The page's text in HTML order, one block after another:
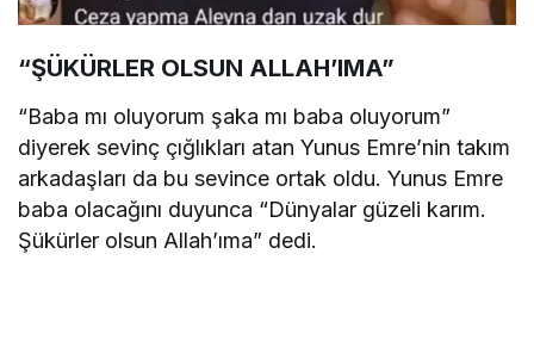
“ŞÜKÜRLER OLSUN ALLAH’IMA”
“Baba mı oluyorum şaka mı baba oluyorum”
diyerek sevinç çığlıkları atan Yunus Emre’nin takım
arkadaşları da bu sevince ortak oldu. Yunus Emre
baba olacağını duyunca “Dünyalar güzeli karım.
Şükürler olsun Allah’ıma” dedi.